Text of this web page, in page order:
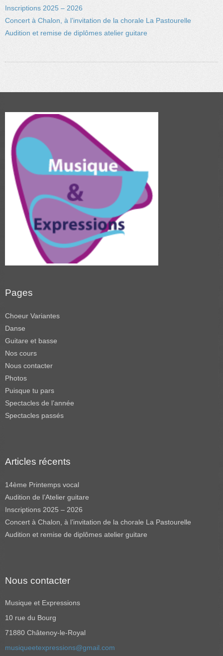
Inscriptions 2025 – 2026
Concert à Chalon, à l’invitation de la chorale La Pastourelle
Audition et remise de diplômes atelier guitare
Pages
Choeur Variantes
Danse
Guitare et basse
Nos cours
Nous contacter
Photos
Puisque tu pars
Spectacles de l’année
Spectacles passés
Articles récents
14ème Printemps vocal
Audition de l’Atelier guitare
Inscriptions 2025 – 2026
Concert à Chalon, à l’invitation de la chorale La Pastourelle
Audition et remise de diplômes atelier guitare
Nous contacter
Musique et Expressions
10 rue du Bourg
71880 Châtenoy-le-Royal
musiqueetexpressions@gmail.com